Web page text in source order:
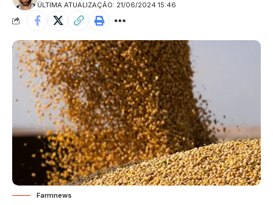
ÚLTIMA ATUALIZAÇÃO: 21/06/2024 15:46
Farmnews